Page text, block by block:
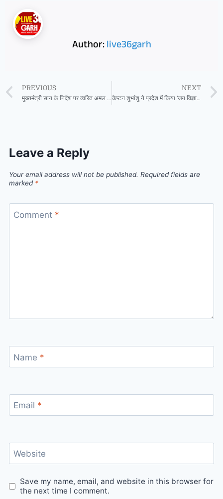
Author:live36garh
PREVIOUS
मुख्यमंत्री साय के निर्देश पर त्वरित अमल : बाढ़ पीड़ितों को राशन-ईलाज के साथ अब जरूरी दस्तावेज बनाने का काम भी शुरू
NEXT
कैप्टन शुभांशु ने प्रदेश में किया ‘जय विज्ञान’ का शुभारंभ
Leave a Reply
Your email address will not be published. Required fields are
marked *
Comment *
Name *
Email *
Website
Save my name, email, and website in this browser for
the next time I comment.